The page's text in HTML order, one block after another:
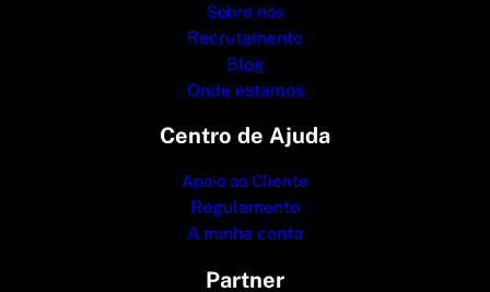
Sobre nós
Recrutamento
Blog
Onde estamos
Centro de Ajuda
Apoio ao Cliente
Regulamento
A minha conta
Partner